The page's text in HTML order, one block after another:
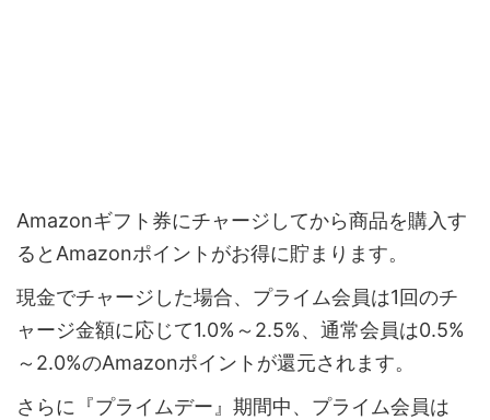
Amazonギフト券にチャージしてから商品を購入す
るとAmazonポイントがお得に貯まります。
現金でチャージした場合、プライム会員は1回のチ
ャージ金額に応じて1.0%～2.5%、通常会員は0.5%
～2.0%のAmazonポイントが還元されます。
さらに『プライムデー』期間中、プライム会員は